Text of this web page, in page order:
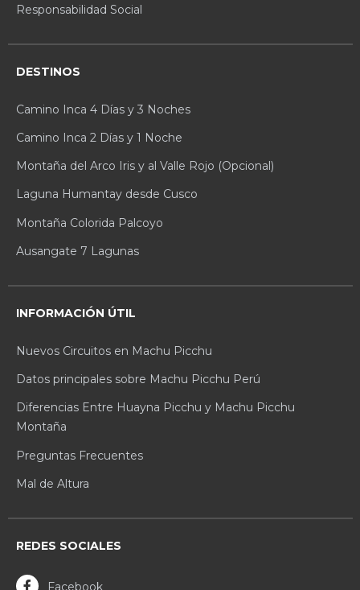
Responsabilidad Social
DESTINOS
Camino Inca 4 Días y 3 Noches
Camino Inca 2 Días y 1 Noche
Montaña del Arco Iris y al Valle Rojo (Opcional)
Laguna Humantay desde Cusco
Montaña Colorida Palcoyo
Ausangate 7 Lagunas
INFORMACIÓN ÚTIL
Nuevos Circuitos en Machu Picchu
Datos principales sobre Machu Picchu Perú
Diferencias Entre Huayna Picchu y Machu Picchu
Montaña
Preguntas Frecuentes
Mal de Altura
REDES SOCIALES
Facebook